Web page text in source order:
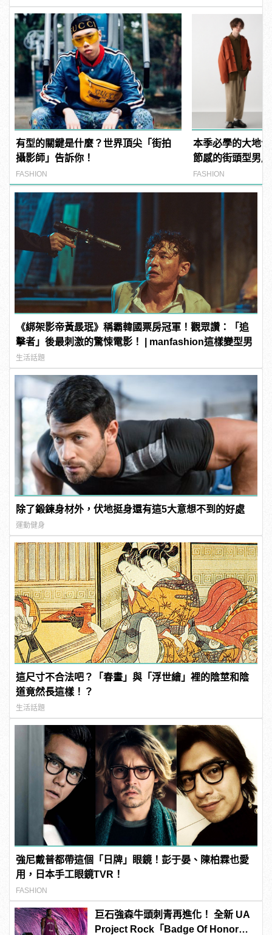
有型的關鍵是什麼？世界頂尖「街拍
攝影師」告訴你！
FASHION
本季必學的大地
節感的街頭型男
FASHION
《綁架影帝黃晸珉》稱霸韓國票房冠軍！觀眾讚：「追
擊者」後最刺激的驚悚電影！ | manfashion這樣變型男
生活話題
除了鍛鍊身材外，伏地挺身還有這5大意想不到的好處
運動健身
這尺寸不合法吧？「春畫」與「浮世繪」裡的陰莖和陰
道竟然長這樣！？
生活話題
強尼戴普都帶這個「日牌」眼鏡！彭于晏、陳柏霖也愛
用，日本手工眼鏡TVR！
FASHION
巨石強森牛頭刺青再進化！ 全新 UA
Project Rock「Badge Of Honor」